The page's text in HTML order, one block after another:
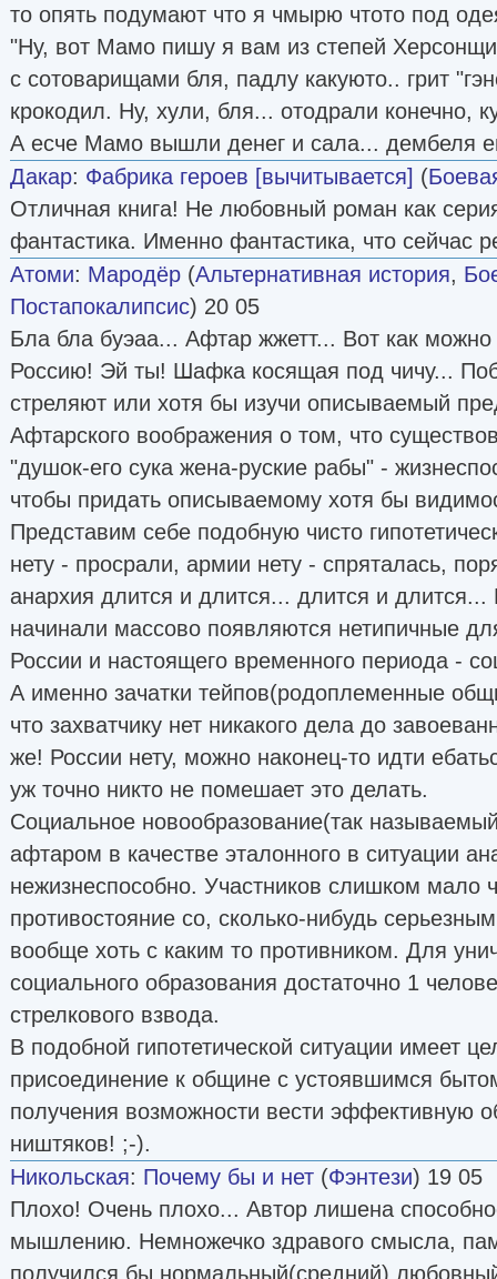
то опять подумают что я чмырю чтото под
"Ну, вот Мамо пишу я вам из степей
с сотоварищами бля, падлу какуюто.. грит
крокодил. Ну, хули, бля... отодрали конечно,
А есче Мамо вышли денег и сала... дембеля
Дакар: Фабрика героев [вычитывается] (
Отличная книга! Не любовный роман как
фантастика. Именно фантастика, что сейчас
Атоми: Мародёр (Альтернативная история,
Постапокалипсис) 20 05
Бла бла буэаа... Афтар жжетт... Вот как можно
Россию! Эй ты! Шафка косящая под чичу...
стреляют или хотя бы изучи описываемый
Афтарского воображения о том, что
"душок-его сука жена-руские рабы" -
чтобы придать описываемому хотя бы
Представим себе подобную чисто
нету - просрали, армии нету - спряталась,
анархия длится и длится... длится и
начинали массово появляются нетипичные
России и настоящего временного периода -
А именно зачатки тейпов(родоплеменные
что захватчику нет никакого дела до
же! России нету, можно наконец-то идти
уж точно никто не помешает это делать.
Социальное новообразование(так
афтаром в качестве эталонного в ситуации
нежизнеспособно. Участников слишком мало
противостояние со, сколько-нибудь
вообще хоть с каким то противником. Для
социального образования достаточно 1
стрелкового взвода.
В подобной гипотетической ситуации имеет
присоединение к общине с устоявшимся
получения возможности вести эффективную
ништяков! ;-).
Никольская: Почему бы и нет (Фэнтези) 19 05
Плохо! Очень плохо... Автор лишена
мышлению. Немножечко здравого смысла,
получился бы нормальный(средний)